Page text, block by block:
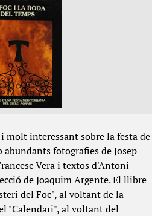
molt interessant sobre la festa de
fotografies de Josep
Vera i textos d'Antoni
de Joaquim Argente. El llibre
del Foc", al voltant de la
"Calendari", al voltant del